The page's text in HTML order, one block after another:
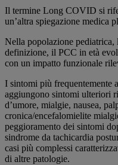
Il termine Long COVID si
un’altra spiegazione medica
Nella popolazione
definizione, il PCC in età
con un impatto funzionale
I sintomi più frequentemente
aggiungono sintomi ulteriori
d’umore, mialgie, nausea,
cronica/encefalomielite
peggioramento dei sintomi
sindrome da tachicardia
casi più complessi
di altre patologie.